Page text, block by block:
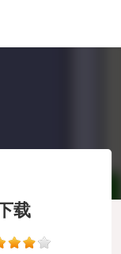
载